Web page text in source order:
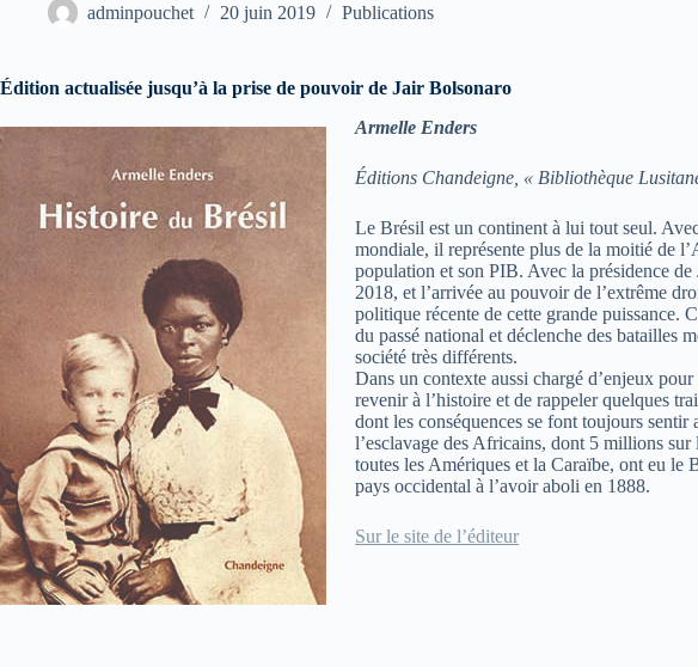
adminpouchet 20 juin 2019 Publications
Édition actualisée jusqu’à la prise de pouvoir de Jair Bolsonaro
Armelle Enders
Éditions Chandeigne, « Bibliothèque
Le Brésil est un continent à lui tout seul.
mondiale, il représente plus de la moitié de
population et son PIB. Avec la présidence
2018, et l’arrivée au pouvoir de l’extrême
politique récente de cette grande puissance.
du passé national et déclenche des batailles
société très différents.
Dans un contexte aussi chargé d’enjeux
revenir à l’histoire et de rappeler quelques
dont les conséquences se font toujours
l’esclavage des Africains, dont 5 millions
toutes les Amériques et la Caraïbe, ont eu le
pays occidental à l’avoir aboli en 1888.
Sur le site de l’éditeur